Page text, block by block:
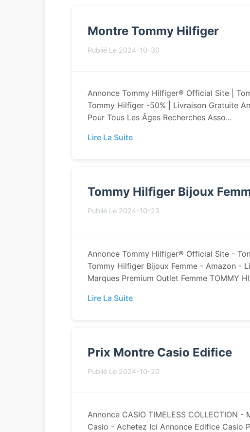
Montre Tommy Hilfiger
Publié Le 2024-10-30
Annonce Tommy Hilfiger® Official Site |
Tommy Hilfiger -50% | Livraison Gratuite
Pour Tous Les Âges Recherches Asso...
Lire La Suite
Tommy Hilfiger Bijoux
Publié Le 2024-10-23
Annonce Tommy Hilfiger® Official Site -
Tommy Hilfiger Bijoux Femme - Amazon -
Marques Premium Outlet Femme TOMMY
Lire La Suite
Prix Montre Casio Edifice
Publié Le 2024-10-20
Annonce CASIO TIMELESS COLLECTION
Casio - Achetez Ici Annonce Edifice Casio